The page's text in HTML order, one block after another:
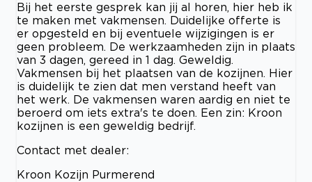
Bij het eerste gesprek kan jij al horen, hier heb ik
te maken met vakmensen. Duidelijke offerte is
er opgesteld en bij eventuele wijzigingen is er
geen probleem. De werkzaamheden zijn in plaats
van 3 dagen, gereed in 1 dag. Geweldig.
Vakmensen bij het plaatsen van de kozijnen. Hier
is duidelijk te zien dat men verstand heeft van
het werk. De vakmensen waren aardig en niet te
beroerd om iets extra's te doen. Een zin: Kroon
kozijnen is een geweldig bedrijf.
Contact met dealer:
Kroon Kozijn Purmerend